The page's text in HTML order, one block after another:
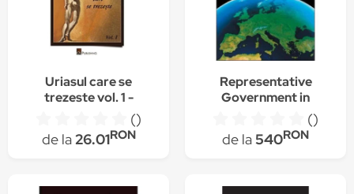
Uriasul care se
trezeste vol. 1 -
Nicolae Melinescu
()
de la26.01RON
Representative
Government in
Modern Europe()
de la540RON